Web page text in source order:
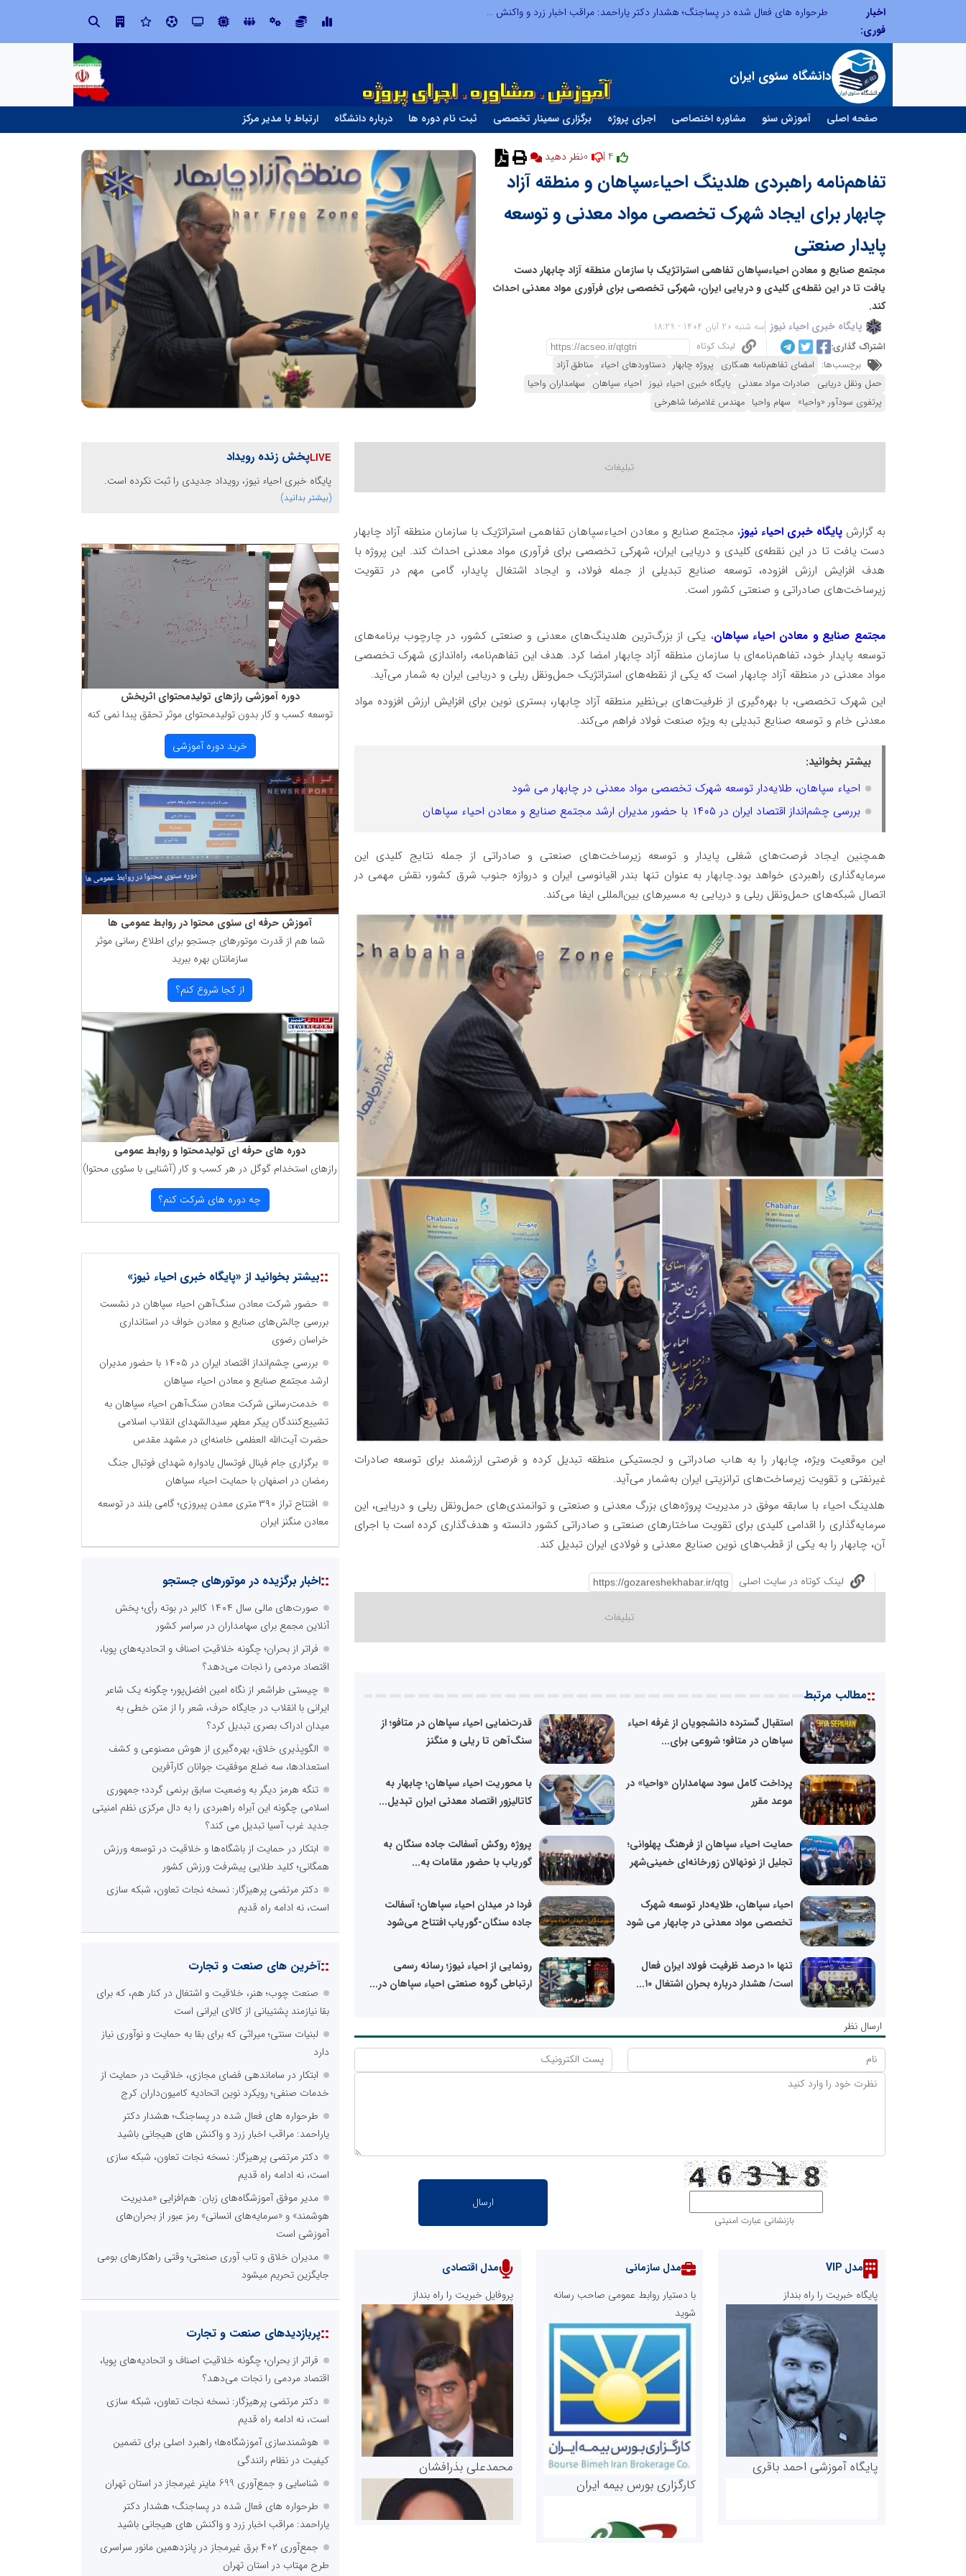
اخبار
فوری:
طرحواره های فعال شده در پساجنگ؛ هشدار دکتر یاراحمد: مراقب اخبار زرد و واکنش های هیجانی باشید
دانشگاه سئوی ایران
صفحه اصلی آموزش سئو مشاوره اختصاصی اجرای پروژه برگزاری سمینار تخصصی ثبت نام دوره ها درباره دانشگاه ارتباط با مدیر مرکز
نظر دهید
تفاهم‌نامه راهبردی هلدینگ احیاء‌سپاهان و منطقه آزاد
چابهار برای ایجاد شهرک تخصصی مواد معدنی و توسعه
پایدار صنعتی
مجتمع صنایع و معادن احیاءسپاهان تفاهمی استراتژیک با سازمان منطقه آزاد چابهار دست
یافت تا در این نقطه‌ی کلیدی و دریایی ایران، شهرکی تخصصی برای فرآوری مواد معدنی احداث
کند.
پایگاه خبری احیاء نیوز سه شنبه 20 آبان 1404 - 18:29
اشتراک گذاری:
لینک کوتاه
برچسب‌ها: امضای تفاهم‌نامه همکاری پروژه چابهار دستاوردهای احیاء مناطق آزاد
حمل ونقل دریایی صادرات مواد معدنی پایگاه خبری احیاء نیوز احیاء سپاهان سهامداران واحیا
پرتفوی سودآور «واحیا» سهام واحیا مهندس غلامرضا شاهرخی
به گزارشپایگاه خبری احیاء نیوز، مجتمع صنایع و معادن احیاءسپاهان تفاهمی استراتژیک با سازمان منطقه آزاد چابهار
دست یافت تا در این نقطه‌ی کلیدی و دریایی ایران، شهرکی تخصصی برای فرآوری مواد معدنی احداث کند. این پروژه با
هدف افزایش ارزش افزوده، توسعه صنایع تبدیلی از جمله فولاد، و ایجاد اشتغال پایدار، گامی مهم در تقویت
زیرساخت‌های صادراتی و صنعتی کشور است.
مجتمع صنایع و معادن احیاء سپاهان، یکی از بزرگ‌ترین هلدینگ‌های معدنی و صنعتی کشور، در چارچوب برنامه‌های
توسعه پایدار خود، تفاهم‌نامه‌ای با سازمان منطقه آزاد چابهار امضا کرد. هدف این تفاهم‌نامه، راه‌اندازی شهرک تخصصی
مواد معدنی در منطقه آزاد چابهار است که یکی از نقطه‌های استراتژیک حمل‌ونقل ریلی و دریایی ایران به شمار می‌آید.
این شهرک تخصصی، با بهره‌گیری از ظرفیت‌های بی‌نظیر منطقه آزاد چابهار، بستری نوین برای افزایش ارزش افزوده مواد
معدنی خام و توسعه صنایع تبدیلی به ویژه صنعت فولاد فراهم می‌کند.
بیشتر بخوانید:
احیاء سپاهان، طلایه‌دار توسعه شهرک تخصصی مواد معدنی در چابهار می شود
بررسی چشم‌انداز اقتصاد ایران در ۱۴۰۵ با حضور مدیران ارشد مجتمع صنایع و معادن احیاء سپاهان
همچنین ایجاد فرصت‌های شغلی پایدار و توسعه زیرساخت‌های صنعتی و صادراتی از جمله نتایج کلیدی این
سرمایه‌گذاری راهبردی خواهد بود.چابهار به عنوان تنها بندر اقیانوسی ایران و دروازه جنوب شرق کشور، نقش مهمی در
اتصال شبکه‌های حمل‌ونقل ریلی و دریایی به مسیرهای بین‌المللی ایفا می‌کند.
این موقعیت ویژه، چابهار را به هاب صادراتی و لجستیکی منطقه تبدیل کرده و فرصتی ارزشمند برای توسعه صادرات
غیرنفتی و تقویت زیرساخت‌های ترانزیتی ایران به‌شمار می‌آید.
هلدینگ احیاء با سابقه موفق در مدیریت پروژه‌های بزرگ معدنی و صنعتی و توانمندی‌های حمل‌ونقل ریلی و دریایی، این
سرمایه‌گذاری را اقدامی کلیدی برای تقویت ساختارهای صنعتی و صادراتی کشور دانسته و هدف‌گذاری کرده است با اجرای
آن، چابهار را به یکی از قطب‌های نوین صنایع معدنی و فولادی ایران تبدیل کند.
لینک کوتاه در سایت اصلی
::مطالب مرتبط
استقبال گسترده دانشجویان از غرفه احیاء
سپاهان در متافو؛ شروعی برای...
قدرت‌نمایی احیاء سپاهان در متافو؛ از
سنگ‌آهن تا ریلی و منگنز
پرداخت کامل سود سهامداران «واحیا» در
موعد مقرر
با محوریت احیاء سپاهان؛ چابهار به
کاتالیزور اقتصاد معدنی ایران تبدیل...
حمایت احیاء سپاهان از فرهنگ پهلوانی؛
تجلیل از نونهالان زورخانه‌ای خمینی‌شهر
پروژه روکش آسفالت جاده سنگان به
گوریاب با حضور مقامات به...
احیاء سپاهان، طلایه‌دار توسعه شهرک
تخصصی مواد معدنی در چابهار می شود
فردا در میدان احیاء سپاهان؛ آسفالت
جاده سنگان-گوریاب افتتاح می‌شود
تنها ۱۰ درصد ظرفیت فولاد ایران فعال
است/ هشدار درباره بحران اشتغال ۱۰...
رونمایی از احیاء نیوز؛ رسانه رسمی
ارتباطی گروه صنعتی احیاء سپاهان در...
ارسال نظر
بازنشانی عبارت امنیتی
مدل VIP
پایگاه خبریت را راه بنداز
پایگاه آموزشی احمد باقری
مدل سازمانی
با دستیار روابط عمومی صاحب رسانه
شوید
کارگزاری بورس بیمه ایران
مدل اقتصادی
پروفایل خبریت را راه بنداز
محمدعلی بذرافشان
پخش زنده رویداد
پایگاه خبری احیاء نیوز، رویداد جدیدی را ثبت نکرده است.
(بیشتر بدانید)
دوره آموزشی رازهای تولیدمحتوای اثربخش
توسعه كسب و كار بدون تولیدمحتوای موثر تحقق پبدا نمی كنه
خرید دوره آموزشی
آموزش حرفه ای سئوی محتوا در روابط عمومی ها
شما هم از قدرت موتورهای جستجو برای اطلاع رسانی موثر
سازمانتان بهره ببرید
از كجا شروع كنم؟
دوره های حرفه ای تولیدمحتوا و روابط عمومی
رازهای استخدام گوگل در هر كسب و كار (آشنایی با سئوی محتوا)
چه دوره های شركت كنم؟
::بیشتر بخوانید از «پایگاه خبری احیاء نیوز»
حضور شرکت معادن سنگ‌آهن احیاء سپاهان در نشست
بررسی چالش‌های صنایع و معادن خواف در استانداری
خراسان رضوی
بررسی چشم‌انداز اقتصاد ایران در ۱۴۰۵ با حضور مدیران
ارشد مجتمع صنایع و معادن احیاء سپاهان
خدمت‌رسانی شرکت معادن سنگ‌آهن احیاء سپاهان به
تشییع‌کنندگان پیکر مطهر سیدالشهدای انقلاب اسلامی
حضرت آیت‌الله العظمی خامنه‌ای در مشهد مقدس
برگزاری جام فینال فوتسال یادواره شهدای فوتبال جنگ
رمضان در اصفهان با حمایت احیاء سپاهان
افتتاح تراز ۳۹۰ متری معدن پیروزی؛ گامی بلند در توسعه
معادن منگنز ایران
::اخبار برگزیده در موتورهای جستجو
صورت‌های مالی سال ۱۴۰۴ کالبر در بوته رأی؛ پخش
آنلاین مجمع برای سهامداران در سراسر کشور
فراتر از بحران؛ چگونه خلاقیتِ اصناف و اتحادیه‌های پویا،
اقتصاد مردمی را نجات می‌دهد؟
چیستی طراشعر از نگاه امین افضل‌پور؛ چگونه یک شاعر
ایرانی با انقلاب در جایگاه حرف، شعر را از متن خطی به
میدان ادراک بصری تبدیل کرد؟
الگوپذیری خلاق، بهره‌گیری از هوش مصنوعی و کشف
استعدادها، سه ضلع موفقیت جوانان کارآفرین
تنگه هرمز دیگر به وضعیت سابق برنمی گردد؛ جمهوری
اسلامی چگونه این آبراه راهبردی را به دال مرکزی نظم امنیتی
جدید غرب آسیا تبدیل می کند؟
ابتکار در حمایت از باشگاه‌ها و خلاقیت در توسعه ورزش
همگانی؛ کلید طلایی پیشرفت ورزش کشور
دکتر مرتضی پرهیزگار: نسخه نجات تعاون، شبکه سازی
است، نه ادامه راه قدیم
::آخرین های صنعت و تجارت
صنعت چوب؛ هنر، خلاقیت و اشتغال در کنار هم، که برای
بقا نیازمند پشتیبانی از کالای ایرانی است
لبنیات سنتی؛ میراثی که برای بقا به حمایت و نوآوری نیاز
دارد
ابتکار در ساماندهی فضای مجازی، خلاقیت در حمایت از
خدمات صنفی؛ رویکرد نوین اتحادیه کامیون‌داران کرج
طرحواره های فعال شده در پساجنگ؛ هشدار دکتر
یاراحمد: مراقب اخبار زرد و واکنش های هیجانی باشید
دکتر مرتضی پرهیزگار: نسخه نجات تعاون، شبکه سازی
است، نه ادامه راه قدیم
مدیر موفق آموزشگاه‌های زبان: هم‌افزایی «مدیریت
هوشمند» و «سرمایه‌های انسانی» رمز عبور از بحران‌های
آموزشی است
مدیران خلاق و تاب آوری صنعتی؛ وقتی راهکارهای بومی
جایگزین تحریم میشود
::پربازدیدهای صنعت و تجارت
فراتر از بحران؛ چگونه خلاقیتِ اصناف و اتحادیه‌های پویا،
اقتصاد مردمی را نجات می‌دهد؟
دکتر مرتضی پرهیزگار: نسخه نجات تعاون، شبکه سازی
است، نه ادامه راه قدیم
هوشمندسازی آموزشگاه‌ها؛ راهبرد اصلی برای تضمین
کیفیت در نظام رانندگی
شناسایی و جمع‌آوری 699 ماینر غیرمجاز در استان تهران
طرحواره های فعال شده در پساجنگ؛ هشدار دکتر
یاراحمد: مراقب اخبار زرد و واکنش های هیجانی باشید
جمع‌آوری ۴۰۲ برق غیرمجاز در پانزدهمین مانور سراسری
طرح مهتاب در استان تهران